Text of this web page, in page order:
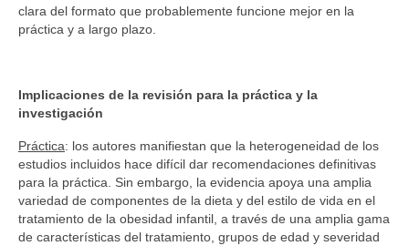
clara del formato que probablemente funcione mejor en la
práctica y a largo plazo.
Implicaciones de la revisión para la práctica y la
investigación
Práctica: los autores manifiestan que la heterogeneidad de los
estudios incluidos hace difícil dar recomendaciones definitivas
para la práctica. Sin embargo, la evidencia apoya una amplia
variedad de componentes de la dieta y del estilo de vida en el
tratamiento de la obesidad infantil, a través de una amplia gama
de características del tratamiento, grupos de edad y severidad